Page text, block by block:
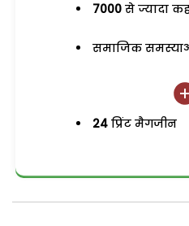
7000 से ज्यादा
समाजिक
24 प्रिंट मैगजीन